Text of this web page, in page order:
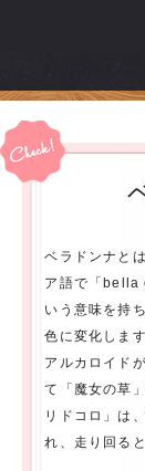
ベラドンナと
ア語で「bella
いう意味を持
色に変化しま
アルカロイド
て「魔女の草
リドコロ」は
れ、走り回る